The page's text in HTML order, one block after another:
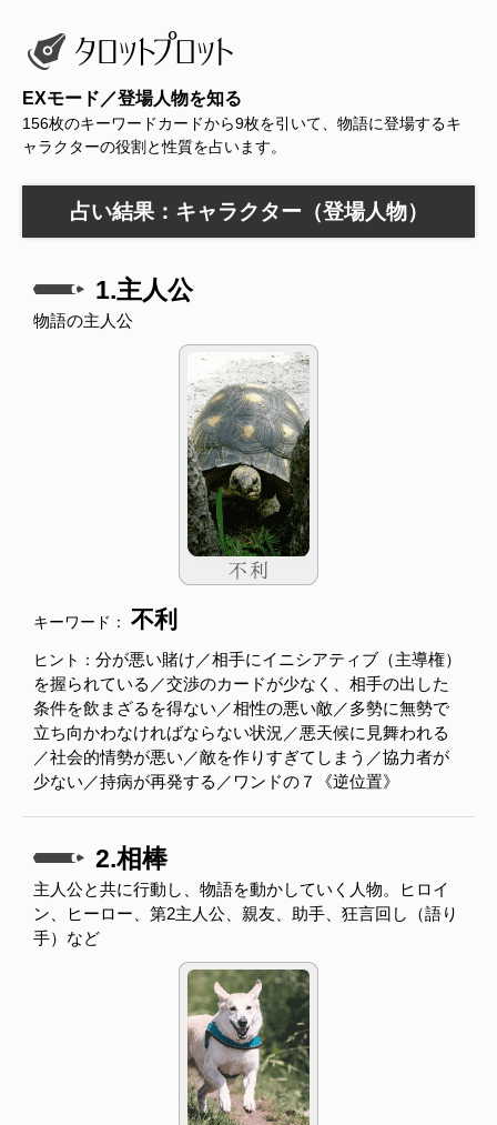
EXモード／登場人物を知る
156枚のキーワードカードから9枚を引いて、物語に登場するキ
ャラクターの役割と性質を占います。
占い結果：キャラクター（登場人物）
1.主人公
物語の主人公
キーワード： 不利
ヒント： 分が悪い賭け／相手にイニシアティブ（主導権）
を握られている／交渉のカードが少なく、相手の出した
条件を飲まざるを得ない／相性の悪い敵／多勢に無勢で
立ち向かわなければならない状況／悪天候に見舞われる
／社会的情勢が悪い／敵を作りすぎてしまう／協力者が
少ない／持病が再発する／ワンドの７《逆位置》
2.相棒
主人公と共に行動し、物語を動かしていく人物。ヒロイ
ン、ヒーロー、第2主人公、親友、助手、狂言回し（語り
手）など